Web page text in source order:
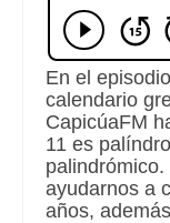
Donaciones
Publicidad
Advertising
En el
calendario
CapicúaFM
11 es
ayudarnos a
años,